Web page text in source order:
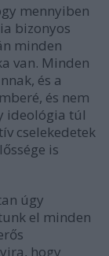
mennyiben
bizonyos
minden
van. Minden
és a
és nem
ideológia túl
cselekedetek
is
úgy
el minden
hogy